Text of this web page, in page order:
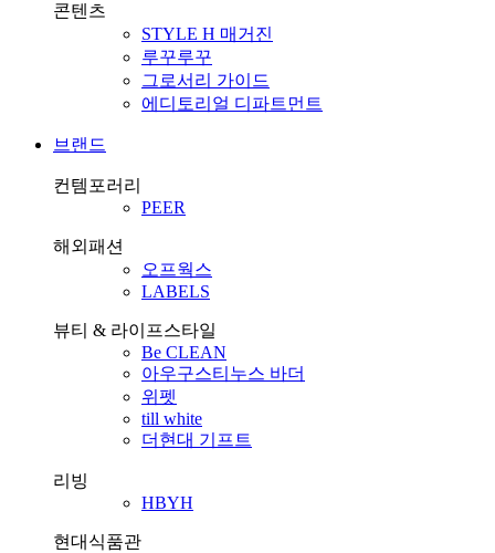
콘텐츠
STYLE H 매거진
루꾸루꾸
그로서리 가이드
에디토리얼 디파트먼트
브랜드
컨템포러리
PEER
해외패션
오프웍스
LABELS
뷰티 & 라이프스타일
Be CLEAN
아우구스티누스 바더
위펫
till white
더현대 기프트
리빙
HBYH
현대식품관